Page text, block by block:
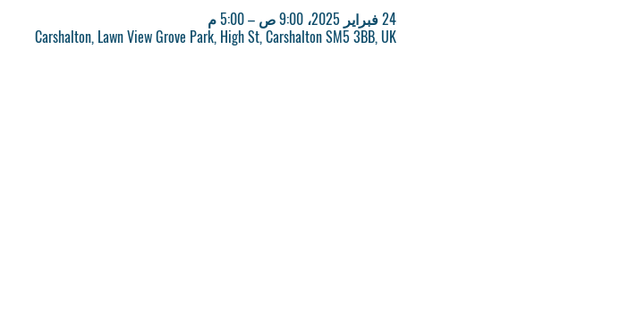
24 فبراير 2025، 9:00 ص – 5:00 م
Carshalton, Lawn View Grove Park, High St, Carshalton SM5 3BB, UK